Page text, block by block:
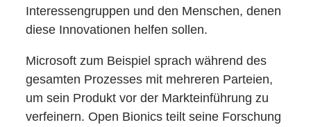
Interessengruppen und den Menschen, denen
diese Innovationen helfen sollen.
Microsoft zum Beispiel sprach während des
gesamten Prozesses mit mehreren Parteien,
um sein Produkt vor der Markteinführung zu
verfeinern. Open Bionics teilt seine Forschung